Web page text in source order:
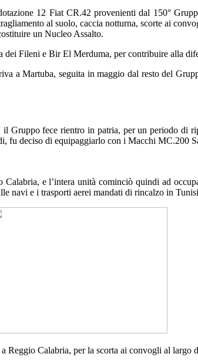
12 Fiat CR.42 provenienti dal 150°
al suolo, caccia notturna, scorte ai
un Nucleo Assalto.
Fileni e Bir El Merduma, per contribuire alla
a Martuba, seguita in maggio dal resto del
Gruppo fece rientro in patria, per un periodo di
fu deciso di equipaggiarlo con i Macchi MC.200
Calabria, e l’intera unità cominciò quindi ad
navi e i trasporti aerei mandati di rincalzo in
Reggio Calabria, per la scorta ai convogli al largo